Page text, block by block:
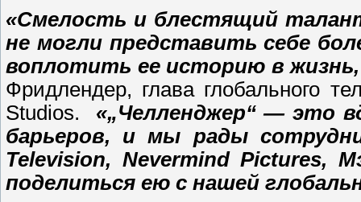
«Смелость и блестящий
не могли представить себе
воплотить ее историю в
Фридлендер, глава глобального
Studios. «„Челленджер“ — это
барьеров, и мы рады
Television, Nevermind Pictures,
поделиться ею с нашей